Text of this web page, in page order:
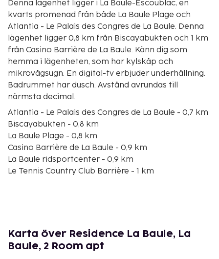
Denna lägenhet ligger i La Baule-Escoublac, en
kvarts promenad från både La Baule Plage och
Atlantia - Le Palais des Congres de La Baule. Denna
lägenhet ligger 0,8 km från Biscayabukten och 1 km
från Casino Barrière de La Baule. Känn dig som
hemma i lägenheten, som har kylskåp och
mikrovågsugn. En digital-tv erbjuder underhållning.
Badrummet har dusch. Avstånd avrundas till
närmsta decimal.
Atlantia - Le Palais des Congres de La Baule - 0,7 km
Biscayabukten - 0,8 km
La Baule Plage - 0,8 km
Casino Barrière de La Baule - 0,9 km
La Baule ridsportcenter - 0,9 km
Le Tennis Country Club Barrière - 1 km
Aquabaule - 2,4 km
Magic Mickey Carousel - 2,7 km
Nau strand - 3 km
Karta över Residence La Baule, La
Baule, 2 Room apt